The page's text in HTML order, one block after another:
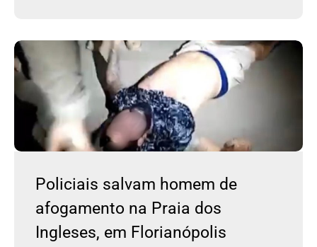
Policiais salvam homem de
afogamento na Praia dos
Ingleses, em Florianópolis